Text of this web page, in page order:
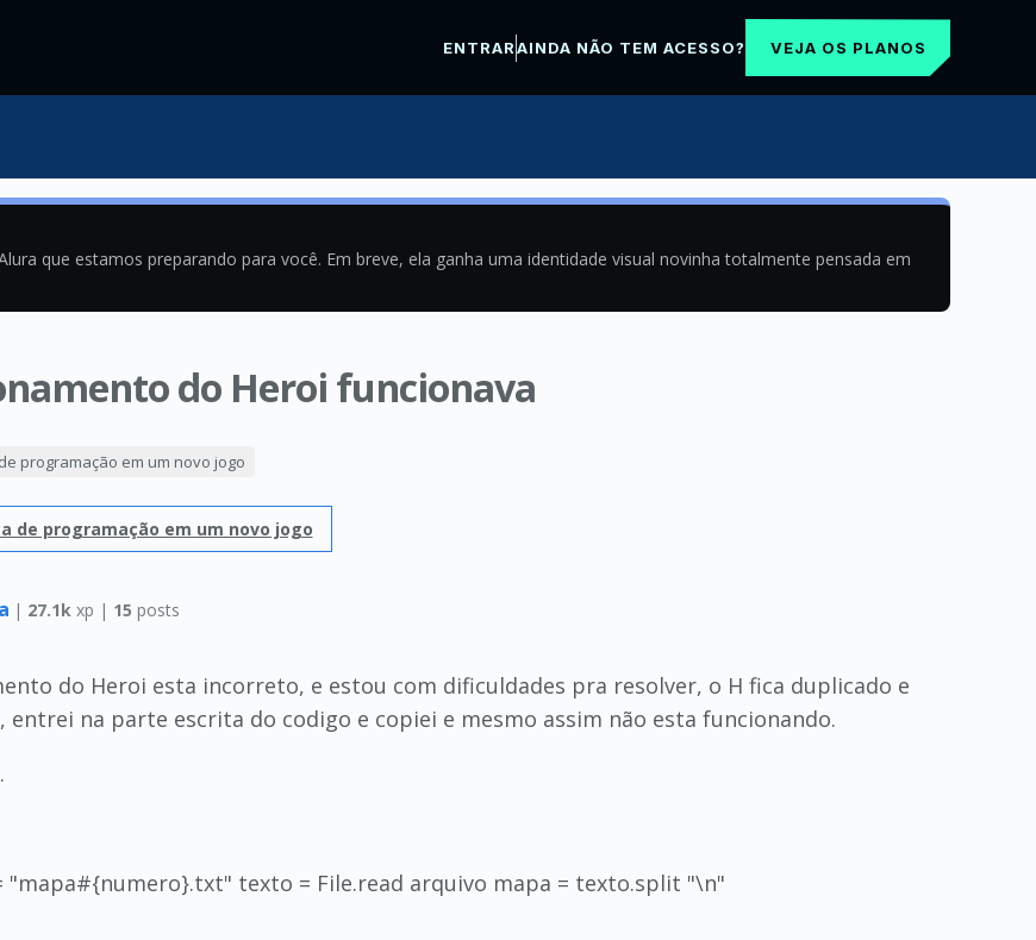
ENTRARAINDA NÃO TEM ACESSO? VEJA OS PLANOS
que estamos preparando para você. Em breve, ela ganha uma identidade visual novinha totalmente pensada em
do Heroi funcionava
programação em um novo jogo
de programação em um novo jogo
| 27.1k xp | 15 posts
do Heroi esta incorreto, e estou com dificuldades pra resolver, o H fica duplicado e
entrei na parte escrita do codigo e copiei e mesmo assim não esta funcionando.
"mapa#{numero}.txt" texto = File.read arquivo mapa = texto.split "\n"